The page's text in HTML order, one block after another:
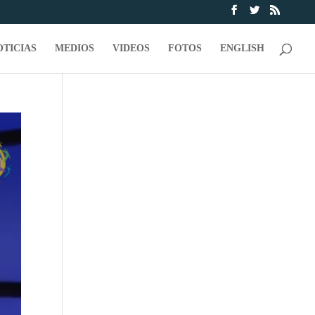
MEDIOS VIDEOS FOTOS ENGLISH